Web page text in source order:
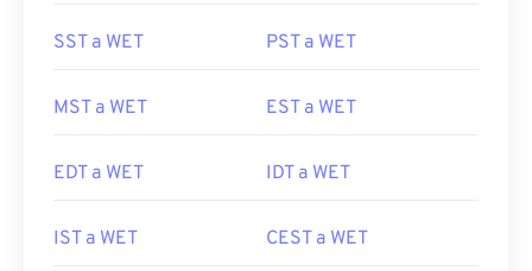
SST a WET PST a WET
MST a WET EST a WET
EDT a WET IDT a WET
IST a WET CEST a WET